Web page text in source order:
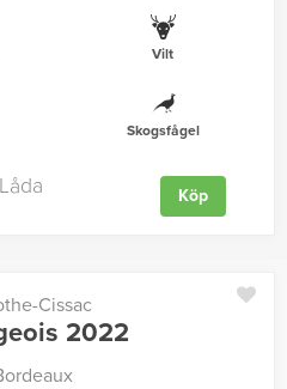
Vilt
Skogsfågel
Köp
Cissac
2022